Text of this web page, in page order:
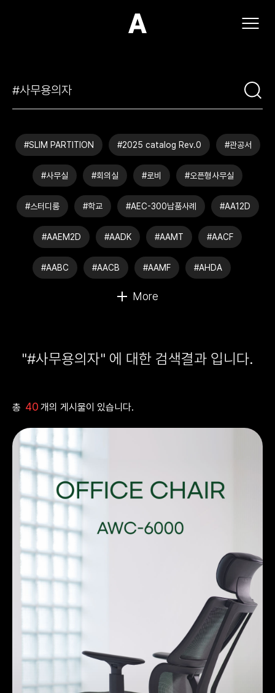
(주)아모스아인스가구
#SLIM PARTITION #2025 catalog Rev.0 #관공서
#사무실 #회의실 #로비 #오픈형사무실
#스터디룸 #학교 #AEC-300납품사례 #AA12D
#AAEM2D #AADK #AAMT #AACF
#AABC #AACB #AAMF #AHDA
"#사무용의자" 에 대한 검색결과 입니다.
총 40 개의 게시물이 있습니다.